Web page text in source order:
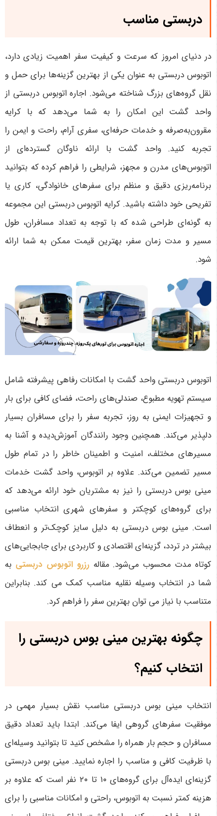
دربستی مناسب
در دنیای امروز که سرعت و کیفیت سفر اهمیت زیادی دارد،
اتوبوس دربستی به عنوان یکی از بهترین گزینه‌ها برای حمل و
نقل گروه‌های بزرگ شناخته می‌شود. اجاره اتوبوس دربستی از
واحد گشت این امکان را به شما می‌دهد که با کرایه
مقرون‌به‌صرفه و خدمات حرفه‌ای، سفری آرام، راحت و ایمن را
تجربه کنید. واحد گشت با ارائه ناوگان گسترده‌ای از
اتوبوس‌های مدرن و مجهز، شرایطی را فراهم کرده که بتوانید
برنامه‌ریزی دقیق و منظم برای سفرهای خانوادگی، کاری یا
تفریحی خود داشته باشید. کرایه اتوبوس دربستی این مجموعه
به گونه‌ای طراحی شده که با توجه به تعداد مسافران، طول
مسیر و مدت زمان سفر، بهترین قیمت ممکن به شما ارائه
شود.
اتوبوس دربستی واحد گشت با امکانات رفاهی پیشرفته شامل
سیستم تهویه مطبوع، صندلی‌های راحت، فضای کافی برای بار
و تجهیزات ایمنی به روز، تجربه سفر را برای مسافران بسیار
دلپذیر می‌کند. همچنین وجود رانندگان آموزش‌دیده و آشنا به
مسیرهای مختلف، امنیت و اطمینان خاطر را در تمام طول
مسیر تضمین می‌کند. علاوه بر اتوبوس، واحد گشت خدمات
مینی بوس دربستی را نیز به مشتریان خود ارائه می‌دهد که
برای گروه‌های کوچکتر و سفرهای شهری انتخاب مناسبی
است. مینی بوس دربستی به دلیل سایز کوچک‌تر و انعطاف
بیشتر در تردد، گزینه‌ای اقتصادی و کاربردی برای جابجایی‌های
کوتاه مدت محسوب می‌شود. مقاله رزرو اتوبوس دربستی به
شما در انتخاب وسیله نقلیه مناسب کمک می کند. بنابراین
متناسب با نیاز می توان بهترین سفر را فراهم کرد.
چگونه بهترین مینی بوس دربستی را
انتخاب کنیم؟
انتخاب مینی بوس دربستی مناسب نقش بسیار مهمی در
موفقیت سفرهای گروهی ایفا می‌کند. ابتدا باید تعداد دقیق
مسافران و حجم بار همراه را مشخص کنید تا بتوانید وسیله‌ای
با ظرفیت کافی و مناسب را اجاره نمایید. مینی بوس دربستی
گزینه‌ای ایده‌آل برای گروه‌های ۱۰ تا ۲۰ نفر است که علاوه بر
هزینه کمتر نسبت به اتوبوس، راحتی و امکانات مناسبی را برای